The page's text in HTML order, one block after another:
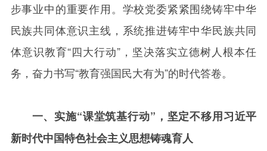
步事业中的重要作用。学校党委紧紧围绕铸牢中华
民族共同体意识主线，系统推进铸牢中华民族共同
体意识教育“四大行动”，坚决落实立德树人根本任
务，奋力书写“教育强国民大有为”的时代答卷。
一、实施“课堂筑基行动”，坚定不移用习近平
新时代中国特色社会主义思想铸魂育人